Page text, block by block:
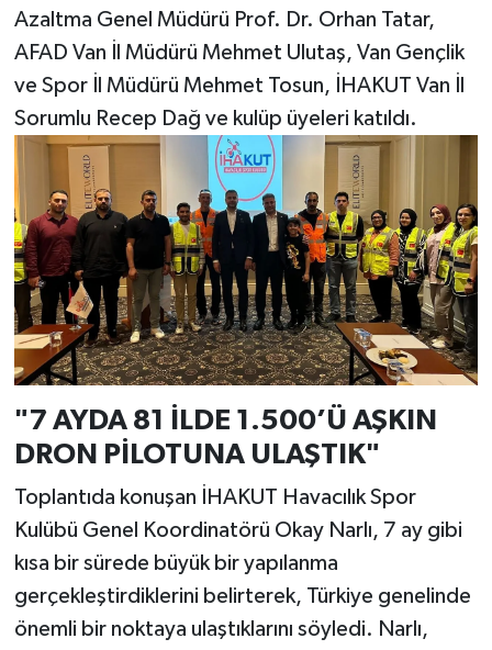
Azaltma Genel Müdürü Prof. Dr. Orhan Tatar,
AFAD Van İl Müdürü Mehmet Ulutaş, Van Gençlik
ve Spor İl Müdürü Mehmet Tosun, İHAKUT Van İl
Sorumlu Recep Dağ ve kulüp üyeleri katıldı.
"7 AYDA 81 İLDE 1.500’Ü AŞKIN
DRON PİLOTUNA ULAŞTIK"
Toplantıda konuşan İHAKUT Havacılık Spor
Kulübü Genel Koordinatörü Okay Narlı, 7 ay gibi
kısa bir sürede büyük bir yapılanma
gerçekleştirdiklerini belirterek, Türkiye genelinde
önemli bir noktaya ulaştıklarını söyledi. Narlı,